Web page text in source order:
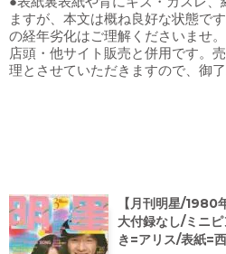
ますが、本文は概ね良好な状態で
の経年劣化はご理解くださいませ
店頭・他サイト販売と併用です。
理とさせていただきますので、御了
【月刊明星/1980
大付録なし/ミニ
き=アリス/表紙=